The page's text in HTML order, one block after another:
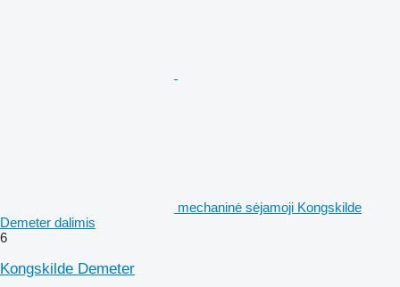
mechaninė sėjamoji Kongskilde
Demeter dalimis
6
Kongskilde Demeter